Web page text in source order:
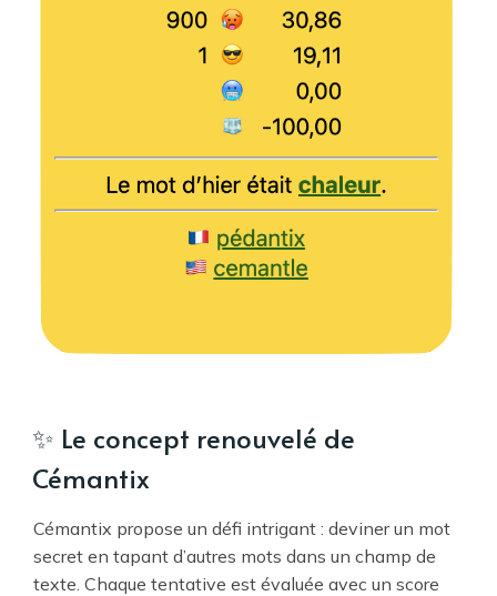
✨ Le concept renouvelé de
Cémantix
Cémantix propose un défi intrigant : deviner un mot
secret en tapant d’autres mots dans un champ de
texte. Chaque tentative est évaluée avec un score